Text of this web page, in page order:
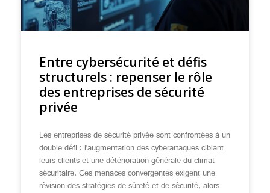
Entre cybersécurité et défis
structurels : repenser le rôle
des entreprises de sécurité
privée
Les entreprises de sécurité privée sont confrontées à un
double défi : l’augmentation des cyberattaques ciblant
leurs clients et une détérioration générale du climat
sécuritaire. Ces menaces convergentes exigent une
révision des stratégies de sûreté et de sécurité, alors